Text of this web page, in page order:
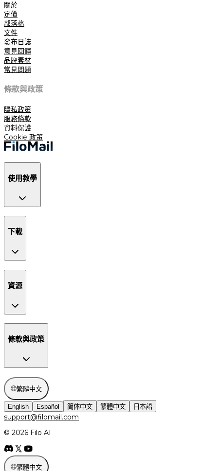
關於
定價
部落格
文件
發布日誌
意見回饋
品牌素材
常見問題
條款與政策
隱私政策
服務條款
資料保護
Cookie 政策
使用教學
下載
資源
條款與政策
繁體中文
English Español 简体中文 繁體中文 日本語
support@filomail.com
© 2026 Filo AI
繁體中文